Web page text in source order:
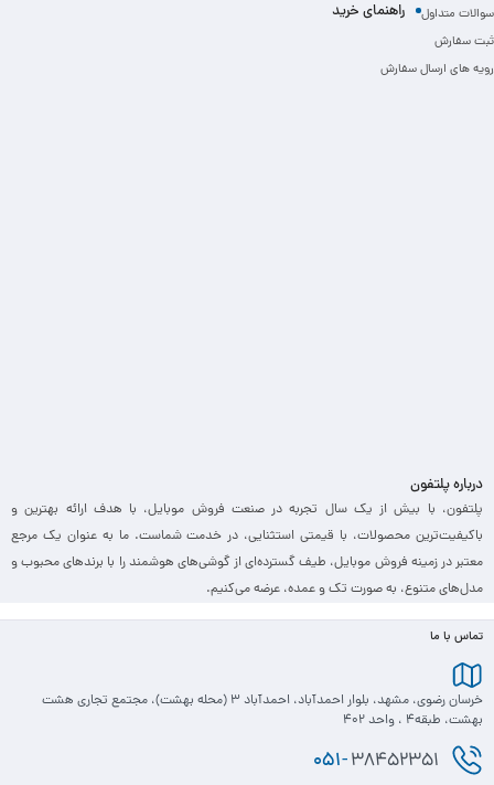
سوالات متداول راهنمای خرید
ثبت سفارش
رویه های ارسال سفارش
درباره پلتفون
پلتفون، با بیش از یک سال تجربه در صنعت فروش موبایل، با هدف ارائه بهترین و
باکیفیت‌ترین محصولات، با قیمتی استثنایی، در خدمت شماست. ما به عنوان یک مرجع
معتبر در زمینه فروش موبایل، طیف گسترده‌ای از گوشی‌های هوشمند را با برندهای محبوب و
مدل‌های متنوع، به صورت تک و عمده، عرضه می‌کنیم.
تماس با ما
خرسان رضوی، مشهد، بلوار احمدآباد، احمدآباد 3 (محله بهشت)، مجتمع تجاری هشت
بهشت، طبقه4 ، واحد 402
051-38452351